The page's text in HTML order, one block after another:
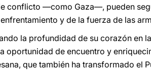
conflicto —como Gaza—, pueden
y de la fuerza de las
la profundidad de su corazón en
oportunidad de encuentro y
que también ha transformado el